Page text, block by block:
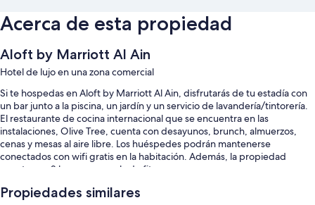
Acerca de esta propiedad
Aloft by Marriott Al Ain
Hotel de lujo en una zona comercial
Si te hospedas en Aloft by Marriott Al Ain, disfrutarás de tu estadía con
un bar junto a la piscina, un jardín y un servicio de lavandería/tintorería.
El restaurante de cocina internacional que se encuentra en las
instalaciones, Olive Tree, cuenta con desayunos, brunch, almuerzos,
cenas y mesas al aire libre. Los huéspedes podrán mantenerse
conectados con wifi gratis en la habitación. Además, la propiedad
cuenta con 2 bares y una sala de fitness.
También se incluyen los siguientes beneficios:
Propiedades similares